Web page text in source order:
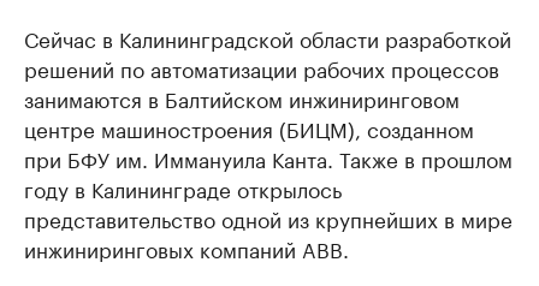
Сейчас в Калининградской области разработкой
решений по автоматизации рабочих процессов
занимаются в Балтийском инжиниринговом
центре машиностроения (БИЦМ), созданном
при БФУ им. Иммануила Канта. Также в прошлом
году в Калининграде открылось
представительство одной из крупнейших в мире
инжиниринговых компаний ABB.